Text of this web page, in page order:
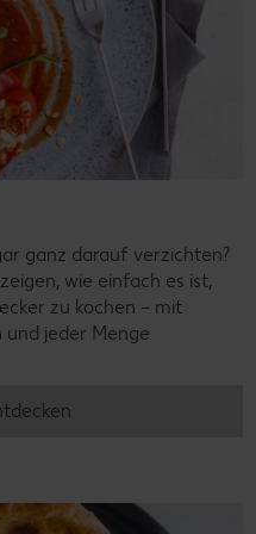
ganz darauf verzichten?
wie einfach es ist,
zu kochen – mit
jeder Menge